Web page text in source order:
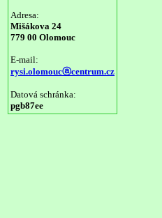
Adresa:
Mišákova 24
779 00 Olomouc
E-mail:
rysi.olomoucⓐcentrum.cz
Datová schránka:
pgb87ee